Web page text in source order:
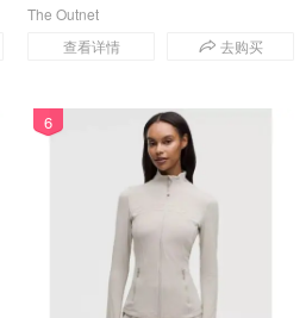
查看详情 去购买
The Outnet
6